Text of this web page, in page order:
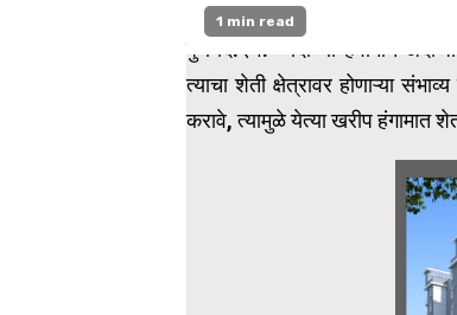
1 min read
पुणे दि.२१:- यंदाच्या हवामान
त्याचा शेती क्षेत्रावर होणाऱ्या
करावे, त्यामुळे येत्या खरीप हंगामात